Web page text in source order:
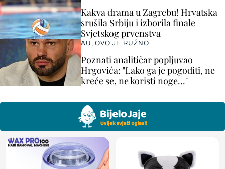
Kakva drama u Zagrebu! Hrvatska
srušila Srbiju i izborila finale
Svjetskog prvenstva
AU, OVO JE RUŽNO
Poznati analitičar popljuvao
Hrgovića: "Lako ga je pogoditi, ne
kreće se, ne koristi noge..."